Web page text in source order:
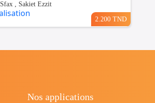
Sfax , Sakiet Ezzit
2.200 TND
Nos applications